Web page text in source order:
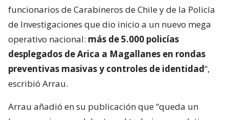
funcionarios de Carabineros de Chile y de la Policía
de Investigaciones que dio inicio a un nuevo mega
operativo nacional: más de 5.000 policías
desplegados de Arica a Magallanes en rondas
preventivas masivas y controles de identidad“,
escribió Arrau.
Arrau añadió en su publicación que “queda un